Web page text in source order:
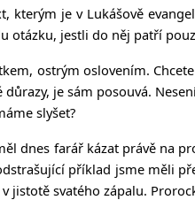
kterým je v Lukášově
otázku, jestli do něj patří
ostrým oslovením.
je sám posouvá.
slyšet?
dnes farář kázat právě na
příklad jsme měli
jistotě svatého zápalu.